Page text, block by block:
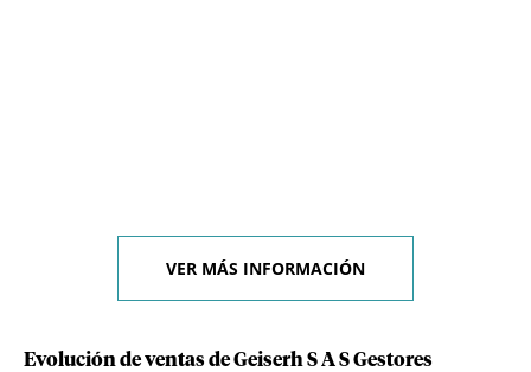
VER MÁS INFORMACIÓN
Evolución de ventas de Geiserh S A S Gestores